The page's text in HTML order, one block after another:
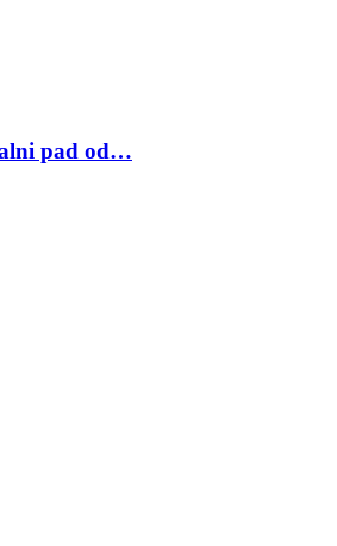
pad od…